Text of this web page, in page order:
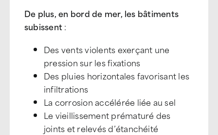
De plus, en bord de mer, les bâtiments
subissent:
Des vents violents exerçant une
pression sur les fixations
Des pluies horizontales favorisant les
infiltrations
La corrosion accélérée liée au sel
Le vieillissement prématuré des
joints et relevés d’étanchéité